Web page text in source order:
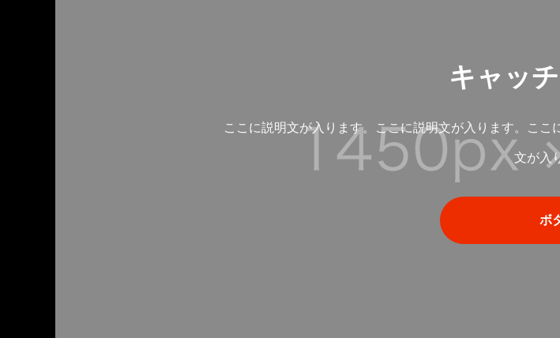
キャッ
ここに説明文が入ります。ここに説明文が入ります。こ
文が入
ボ